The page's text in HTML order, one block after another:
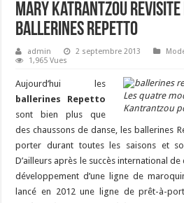
Mary Katrantzou revisite
ballerines Repetto
admin 2 septembre 2013
1,965 Vues
Les quatre
Kantrantzou
Aujourd’hui les
ballerines Repetto
sont bien plus que
des chaussons de danse, les ballerines
porter durant toutes les saisons et
D’ailleurs après le succès international
développement d’une ligne de
lancé en 2012 une ligne de prêt-à-